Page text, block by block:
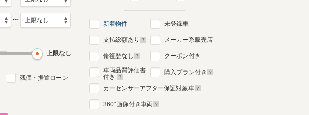
生産モデル
1997年12月～2003年8月
〜
上限なし
残価・据置ローン
新着物件
支払総額あり
修復歴なし
車両品質評価書
付き
未登録車
メーカー系販売店
クーポン付き
購入プラン付き
カーセンサーアフター保証対象車
360°画像付き車両